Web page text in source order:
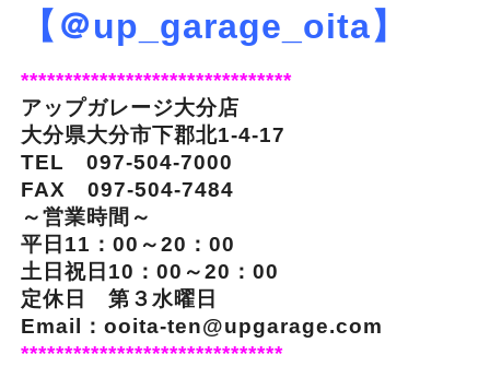
【＠up_garage_oita】
*******************************
アップガレージ大分店
大分県大分市下郡北1-4-17
TEL 097-504-7000
FAX 097-504-7484
～営業時間～
平日11：00～20：00
土日祝日10：00～20：00
定休日 第３水曜日
Email：ooita-ten@upgarage.com
******************************